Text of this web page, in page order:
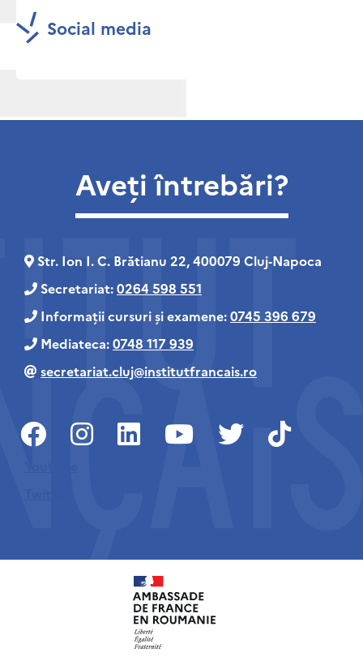
Social media
Aveți întrebări?
Str. Ion I. C. Brătianu 22, 400079 Cluj‑Napoca
Secretariat:0264 598 551
Informații cursuri și examene:0745 396 679
Mediateca:0748 117 939
secretariat.cluj@institutfrancais.ro